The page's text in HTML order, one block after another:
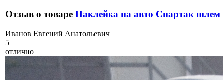
Отзыв о товаре Наклейка на авто Спартак шлем
Иванов Евгений Анатольевич
5
отлично